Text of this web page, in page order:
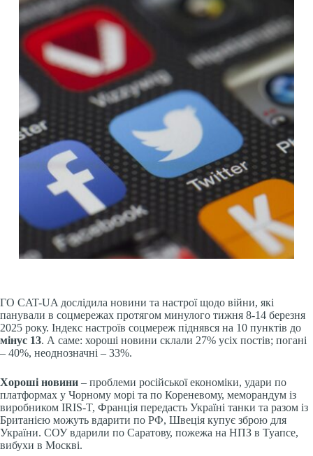
ГО CAT-UA дослідила новини та настрої щодо війни, які
панували в соцмережах протягом минулого тижня 8-14 березня
2025 року. Індекс настроїв соцмереж піднявся на 10 пунктів до
мінус 13. А саме: хороші новини склали 27% усіх постів; погані
– 40%, неоднозначні – 33%.
Хороші новини – проблеми російської економіки, удари по
платформах у Чорному морі та по Кореневому, меморандум із
виробником IRIS-T, Франція передасть Україні танки та разом із
Британією можуть вдарити по РФ, Швеція купує зброю для
України. СОУ вдарили по Саратову, пожежа на НПЗ в Туапсе,
вибухи в Москві.